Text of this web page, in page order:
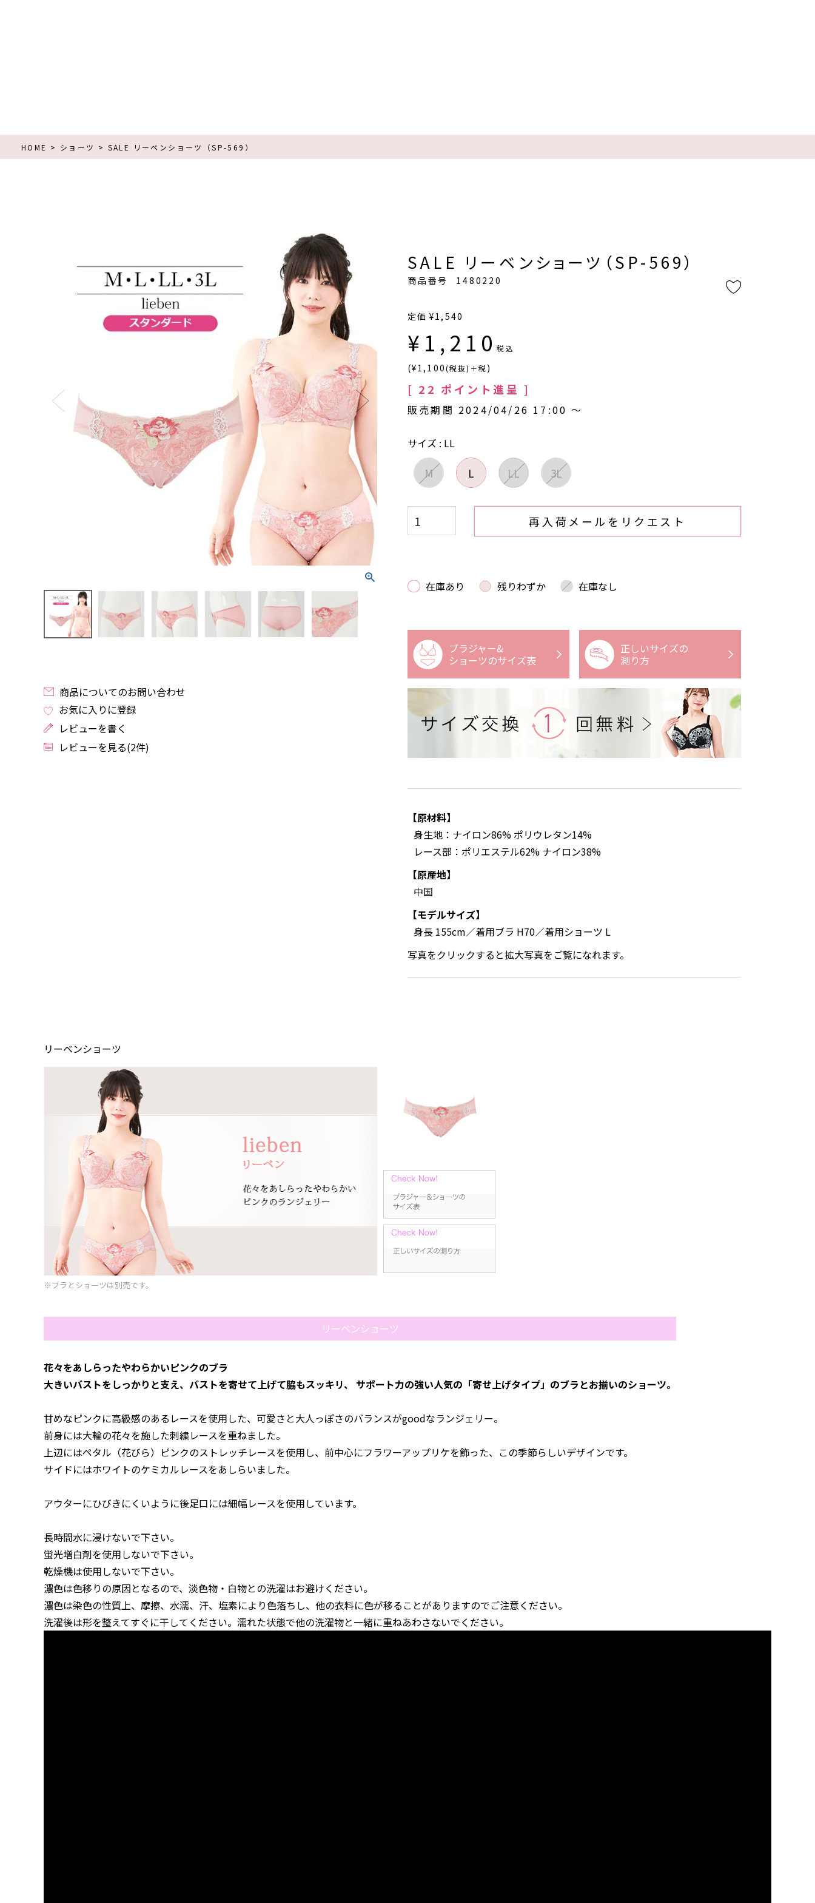
HOME ショーツ SALE リーベンショーツ（SP-569）
商品についてのお問い合わせ
お気に入りに登録
レビューを書く
レビューを見る(2件)
SALE リーベンショーツ（SP-569）
商品番号 1480220
定価 ¥1,540
¥ 1,210 税込
(¥1,100(税抜)＋税)
[ 22 ポイント進呈 ]
販売期間 2024/04/26 17:00〜
サイズ LL
M L LL 3L
再入荷メールをリクエスト
在庫あり 残りわずか 在庫なし
ブラジャー&
ショーツのサイズ表
正しいサイズの
測り方
【原材料】
身生地：ナイロン86% ポリウレタン14%
レース部：ポリエステル62% ナイロン38%
【原産地】
中国
【モデルサイズ】
身長 155cm／着用ブラ H70／着用ショーツ L
写真をクリックすると拡大写真をご覧になれます。
リーベンショーツ
※ブラとショーツは別売です。
リーベンショーツ
花々をあしらったやわらかいピンクのブラ
大きいバストをしっかりと支え、バストを寄せて上げて脇もスッキリ、 サポート力の強い人気の「寄せ上げタイプ」のブラとお揃いのショーツ。
甘めなピンクに高級感のあるレースを使用した、可愛さと大人っぽさのバランスがgoodなランジェリー。
前身には大輪の花々を施した刺繍レースを重ねました。
上辺にはペタル（花びら）ピンクのストレッチレースを使用し、前中心にフラワーアップリケを飾った、この季節らしいデザインです。
サイドにはホワイトのケミカルレースをあしらいました。
アウターにひびきにくいように後足口には細幅レースを使用しています。
長時間水に浸けないで下さい。
蛍光増白剤を使用しないで下さい。
乾燥機は使用しないで下さい。
濃色は色移りの原因となるので、淡色物・白物との洗濯はお避けください。
濃色は染色の性質上、摩擦、水濡、汗、塩素により色落ちし、他の衣料に色が移ることがありますのでご注意ください。
洗濯後は形を整えてすぐに干してください。濡れた状態で他の洗濯物と一緒に重ねあわさないでください。